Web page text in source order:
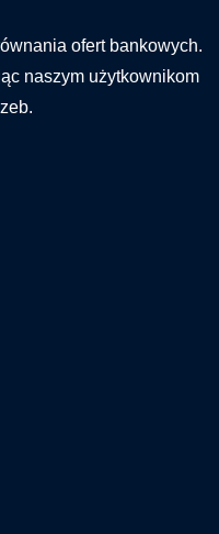
ofert bankowych.
naszym użytkownikom